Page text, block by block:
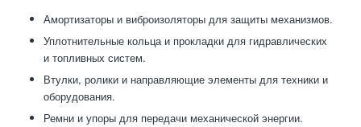
Амортизаторы и виброизоляторы для защиты механизмов.
Уплотнительные кольца и прокладки для гидравлических
и топливных систем.
Втулки, ролики и направляющие элементы для техники и
оборудования.
Ремни и упоры для передачи механической энергии.